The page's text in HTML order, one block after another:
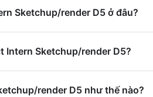
Sketchup/render D5 ở đâu?
Intern Sketchup/render D5?
render D5 như thế nào?